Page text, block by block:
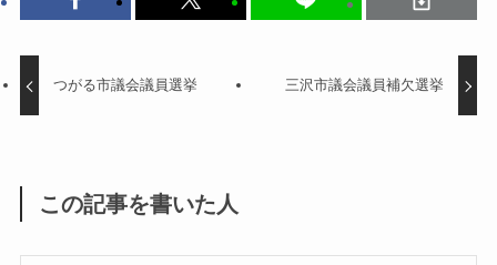
つがる市議会議員選挙 三沢市議会議員補欠選挙
この記事を書いた人